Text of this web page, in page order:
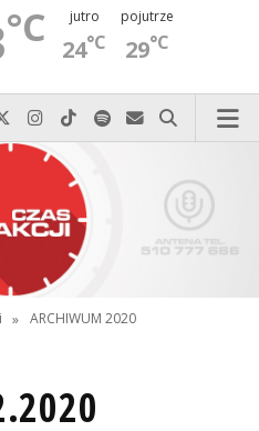
°C jutro
24°C
pojutrze
29°C
po prostu do nas zadzwoń
nas na Facebook-u
Odwiedź nas na X
Odwiedź nas na Instagram-ie
Odwiedź nas na TikTok-u
Szukaj nas na Spotify
Wyślij do nas
Szukaj
» ARCHIWUM 2020